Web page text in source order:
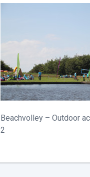
Beachvolley – Outdoor
2